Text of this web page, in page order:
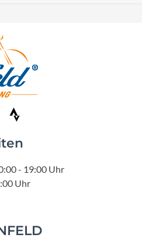
- 19:00 Uhr
Uhr